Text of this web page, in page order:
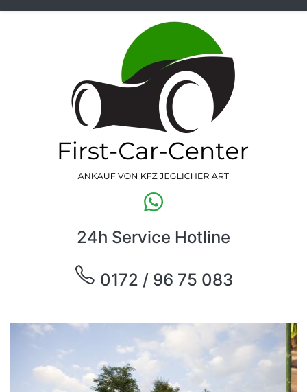
24h Service Hotline
0172 / 96 75 083